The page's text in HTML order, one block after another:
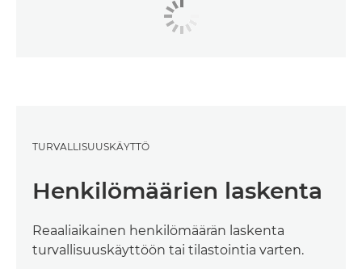
TURVALLISUUSKÄYTTÖ
Henkilömäärien laskenta
Reaaliaikainen henkilömäärän laskenta
turvallisuuskäyttöön tai tilastointia varten.